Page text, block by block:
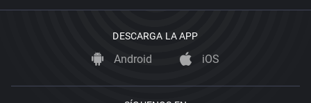
DESCARGA LA APP
Android iOS